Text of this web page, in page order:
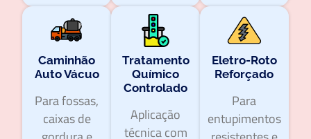
Caminhão
Auto Vácuo
Para fossas,
caixas de
Tratamento
Químico
Controlado
Aplicação
técnica com
Eletro-Roto
Reforçado
Para
entupimentos